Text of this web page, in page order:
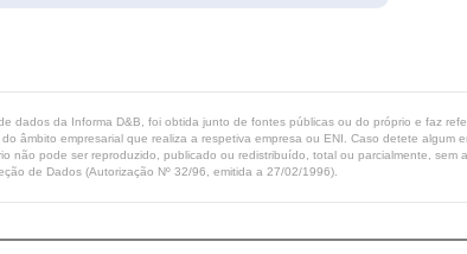
dados da Informa D&B, foi obtida junto de fontes públicas ou do próprio e faz
âmbito empresarial que realiza a respetiva empresa ou ENI. Caso detete algum
não pode ser reproduzido, publicado ou redistribuído, total ou parcialmente, sem
de Dados (Autorização Nº 32/96, emitida a 27/02/1996).